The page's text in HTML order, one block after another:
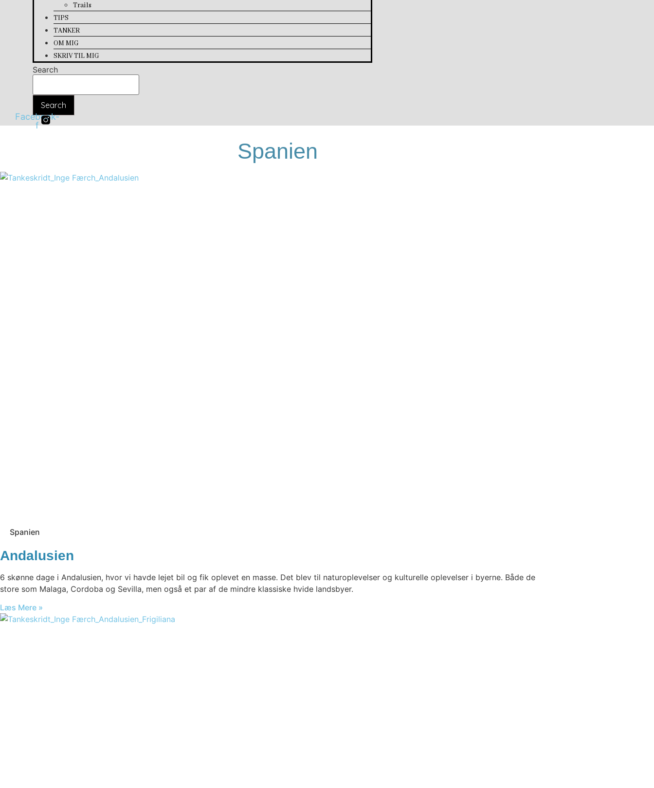
Trails
TIPS
TANKER
OM MIG
SKRIV TIL MIG
Search
Search
Facebook-
f
Spanien
Spanien
Andalusien
6 skønne dage i Andalusien, hvor vi havde lejet bil og fik oplevet en masse. Det blev til naturoplevelser og kulturelle oplevelser i byerne. Både de
store som Malaga, Cordoba og Sevilla, men også et par af de mindre klassiske hvide landsbyer.
Læs Mere »